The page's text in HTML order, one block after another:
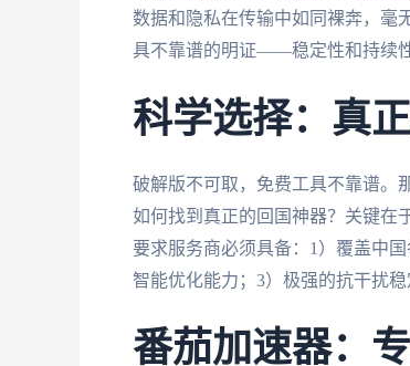
数据和隐私在传输中如同裸奔，毫
具不靠谱的明证——稳定性和持续性
科学选择：真
破解版不可取，免费工具不靠谱。
如何找到真正的回国神器？关键
要求服务商必须具备：1）覆盖中
智能优化能力；3）极强的抗干扰
番茄加速器：